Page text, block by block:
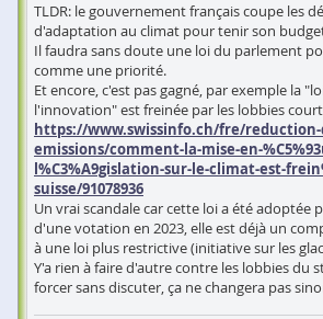
TLDR: le gouvernement français coupe les
d'adaptation au climat pour tenir son
Il faudra sans doute une loi du parlement
comme une priorité.
Et encore, c'est pas gagné, par exemple la
l'innovation" est freinée par les lobbies
https://www.swissinfo.ch/fre/reduction-
emissions/comment-la-mise-en-
l%C3%A9gislation-sur-le-climat-est-
suisse/91078936
Un vrai scandale car cette loi a été adoptée
d'une votation en 2023, elle est déjà un
à une loi plus restrictive (initiative sur les
Y'a rien à faire d'autre contre les lobbies du
forcer sans discuter, ça ne changera pas